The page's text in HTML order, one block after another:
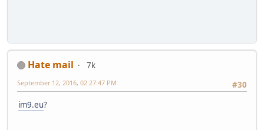
Hate mail
7k
#30
September 12, 2016, 02:27:47 PM
im9.eu?